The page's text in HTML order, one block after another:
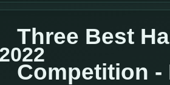
Three Best
Competition -